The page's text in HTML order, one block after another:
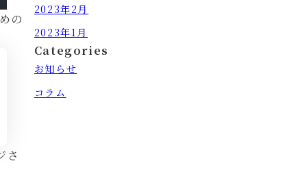
の
さ
2023年2月
2023年1月
Categories
お知らせ
コラム